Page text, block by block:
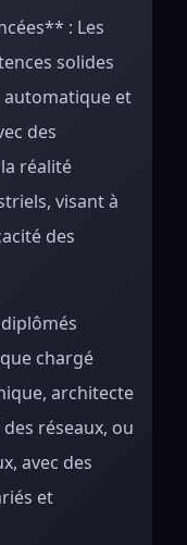
: Les
solides
et
des
réalité
visant à
des
chargé
architecte
réseaux, ou
avec des
et